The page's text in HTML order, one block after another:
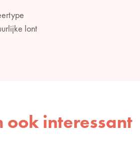
lont
ook interessant